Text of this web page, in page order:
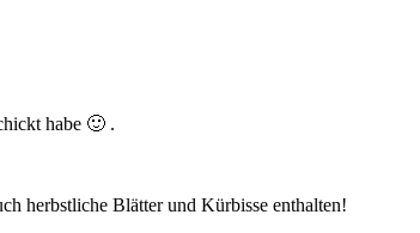
habe 🙂 .
herbstliche Blätter und Kürbisse enthalten!